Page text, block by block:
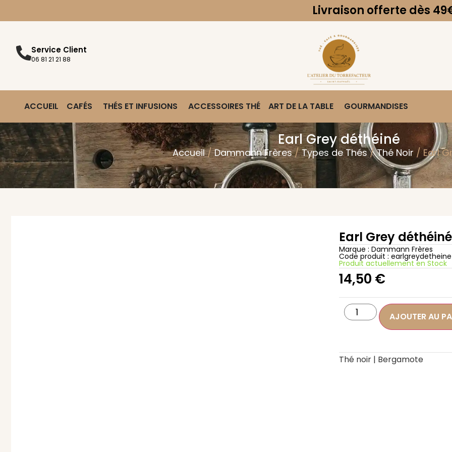
Livraison offerte dès 49€ d'achat.
Service Client
06 81 21 21 88
ACCUEIL CAFÉS THÉS ET INFUSIONS ACCESSOIRES THÉ ART DE LA TABLE GOURMANDISES
Earl Grey déthéiné
Accueil/Dammann Frères/Types de Thés/Thé Noir/ Earl
Earl Grey déthéiné
Marque : Dammann Frères
Code produit : earlgreydetheine
Produit actuellement en Stock
14,50 €
AJOUTER AU
Thé noir | Bergamote